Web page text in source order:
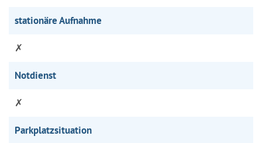
stationäre Aufnahme
✗
Notdienst
✗
Parkplatzsituation